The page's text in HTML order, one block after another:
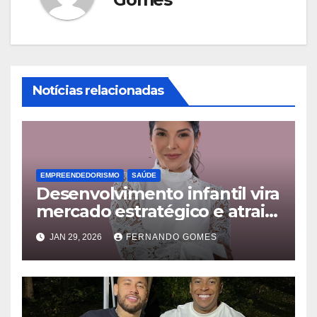
Notícias relacionadas
EMPREENDEDORISMO SAÚDE
Desenvolvimento infantil vira
mercado estratégico e atrai
famílias além das fronteiras
JAN 29, 2026 FERNANDO GOMES